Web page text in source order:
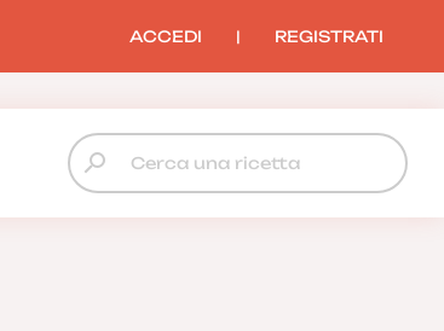
ACCEDI | REGISTRATI